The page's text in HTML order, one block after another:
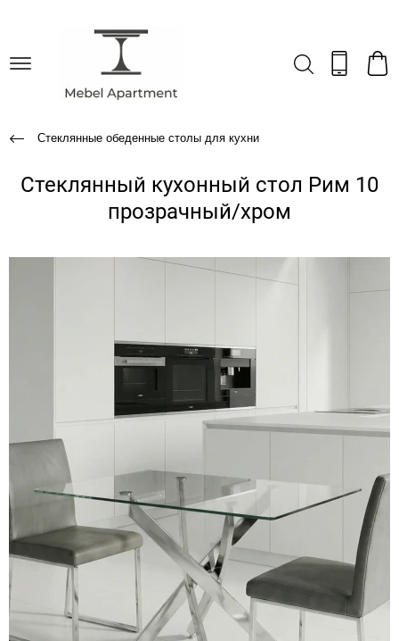
Стеклянные обеденные столы для кухни
Стеклянный кухонный стол Рим 10
прозрачный/хром